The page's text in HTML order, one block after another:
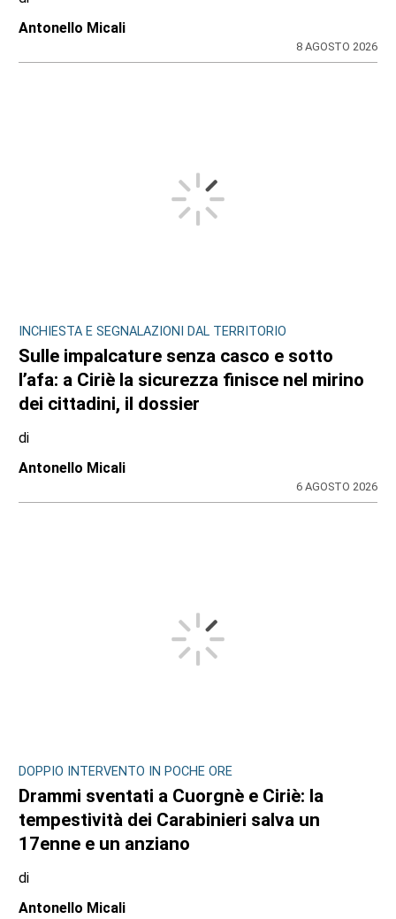
Antonello Micali
8 AGOSTO 2026
INCHIESTA E SEGNALAZIONI DAL TERRITORIO
Sulle impalcature senza casco e sotto
l’afa: a Ciriè la sicurezza finisce nel mirino
dei cittadini, il dossier
di
Antonello Micali
6 AGOSTO 2026
DOPPIO INTERVENTO IN POCHE ORE
Drammi sventati a Cuorgnè e Ciriè: la
tempestività dei Carabinieri salva un
17enne e un anziano
di
Antonello Micali